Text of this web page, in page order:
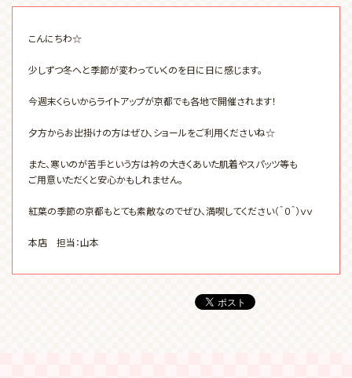
こんにちわ☆
少しずつ冬へと季節が変わっていくのを日に日に感じます。
今週末くらいからライトアップが京都でも各地で開催されます！
夕方からお出掛けの方はぜひ、ショールをご利用くださいね☆
また、寒いのが苦手という方は衿の大きくあいた肌着やスパッツ等も
ご用意いただくと安心かもしれません。
紅葉の季節の京都もとても素敵なのでぜひ、満喫してください（＾０＾）ｖｖ
本店 担当：山本